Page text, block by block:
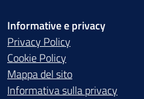
Informative e privacy
Privacy Policy
Cookie Policy
Mappa del sito
Informativa sulla privacy